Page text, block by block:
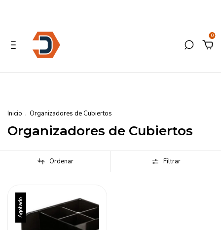
0
Inicio . Organizadores de Cubiertos
Organizadores de Cubiertos
Ordenar Filtrar
Agotado